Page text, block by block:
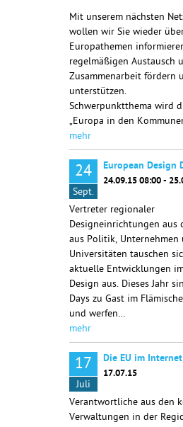
Mit unserem nächsten
wollen wir Sie wieder
Europathemen
regelmäßigen Austausch
Zusammenarbeit fördern
unterstützen.
Schwerpunktthema wird
„Europa in den
mehr
24
Sept.
European Design
24.09.15 08:00 -
Vertreter regionaler
Designeinrichtungen aus
aus Politik, Unternehmen
Universitäten tauschen
aktuelle Entwicklungen
Design aus. Dieses Jahr
Days zu Gast im
und werfen…
mehr
17
Juli
Die EU im Internet
17.07.15
Verantwortliche aus den
Verwaltungen in der